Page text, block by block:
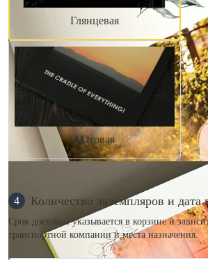
Глянцевая
Матовая
4 Количество экземпляров и дата
Срок доставки указывается в корзине и
транспортной компании и места назначения.